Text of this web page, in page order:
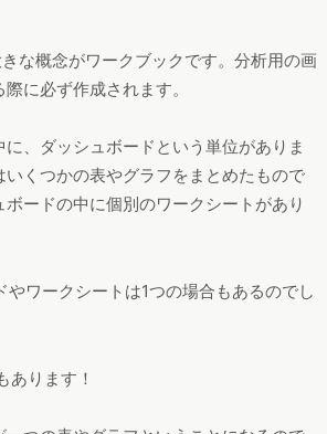
な概念がワークブックです。分析用の画
に必ず作成されます。
、ダッシュボードという単位がありま
くつかの表やグラフをまとめたもので
ードの中に個別のワークシートがあり
やワークシートは1つの場合もあるのでし
あります！